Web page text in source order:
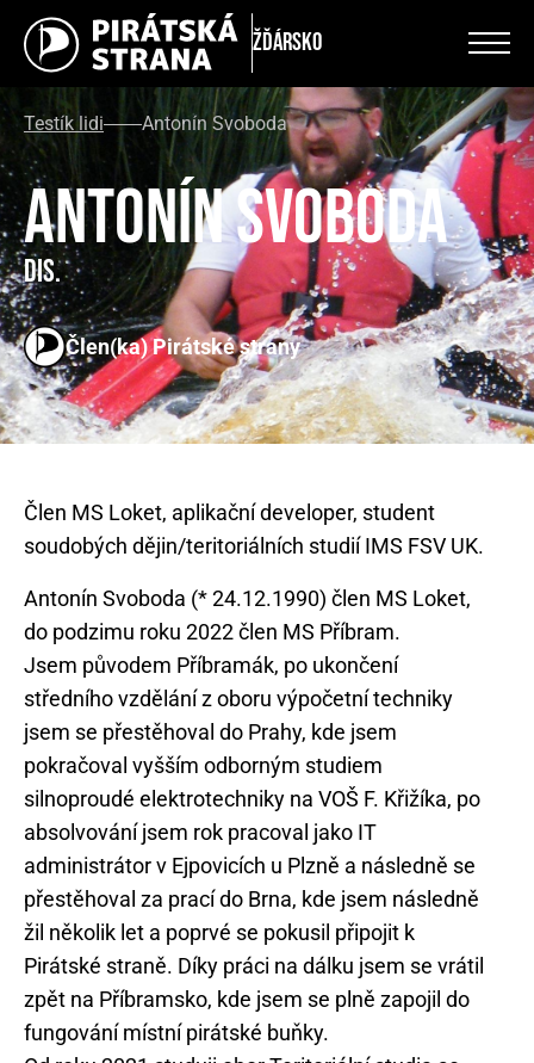
Žďársko
Testík lidi Antonín Svoboda
Antonín Svoboda
DiS.
Člen(ka) Pirátské strany
Člen MS Loket, aplikační developer, student
Antonín Svoboda (* 24.12.1990) člen MS Loket,
do podzimu roku 2022 člen MS Příbram.
Jsem původem Příbramák, po ukončení
středního vzdělání z oboru výpočetní techniky
jsem se přestěhoval do Prahy, kde jsem
pokračoval vyšším odborným studiem
silnoproudé elektrotechniky na VOŠ F. Křižíka, po
absolvování jsem rok pracoval jako IT
administrátor v Ejpovicích u Plzně a následně se
přestěhoval za prací do Brna, kde jsem následně
žil několik let a poprvé se pokusil připojit k
Pirátské straně. Díky práci na dálku jsem se vrátil
zpět na Příbramsko, kde jsem se plně zapojil do
fungování místní pirátské buňky.